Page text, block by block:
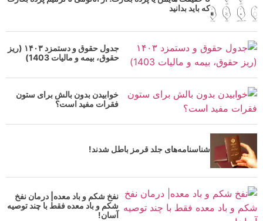
که باید بدانید
جدول حقوق و دستمزد ۱۴۰۳ (ریز
حقوق، بیمه و مالیات 1403)
خوابیدن بدون بالش برای ستون
فقرات مفید است؟
شناسنامه‌های جلد قرمز باطل شدند!
نفخ شکم و باد معده| درمان نفخ
شکم و باد معده فقط با چند توصیه
آسان!